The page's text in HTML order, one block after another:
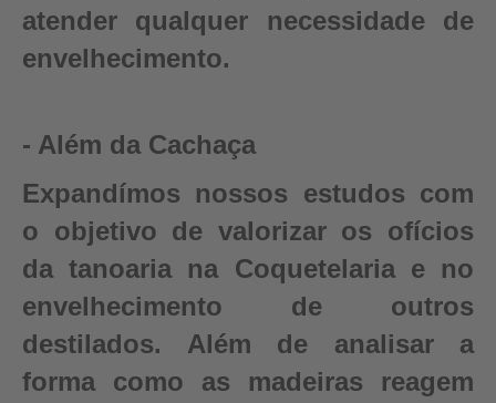
atender qualquer necessidade de
envelhecimento.
- Além da Cachaça
Expandímos nossos estudos com
o objetivo de valorizar os ofícios
da tanoaria na Coquetelaria e no
envelhecimento de outros
destilados. Além de analisar a
forma como as madeiras reagem